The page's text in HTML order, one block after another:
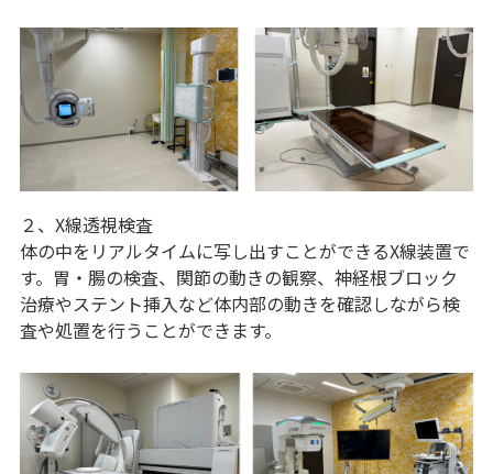
２、X線透視検査
体の中をリアルタイムに写し出すことができるX線装置で
す。胃・腸の検査、関節の動きの観察、神経根ブロック
治療やステント挿入など体内部の動きを確認しながら検
査や処置を行うことができます。